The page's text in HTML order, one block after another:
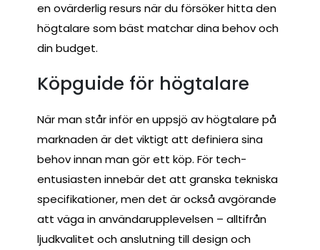
en ovärderlig resurs när du försöker hitta den
högtalare som bäst matchar dina behov och
din budget.
Köpguide för högtalare
När man står inför en uppsjö av högtalare på
marknaden är det viktigt att definiera sina
behov innan man gör ett köp. För tech-
entusiasten innebär det att granska tekniska
specifikationer, men det är också avgörande
att väga in användarupplevelsen – alltifrån
ljudkvalitet och anslutning till design och